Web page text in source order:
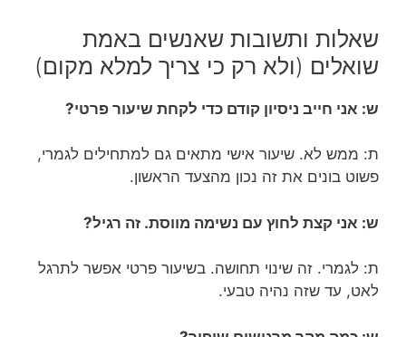
שאלות ותשובות שאנשים באמת
שואלים (ולא רק כי צריך למלא מקום)
ש: אני חייב ניסיון קודם כדי לקחת שיעור פרטי?
ת: ממש לא. שיעור אישי מתאים גם למתחילים לגמרי,
פשוט בונים את זה נכון מהצעד הראשון.
ש: אני קצת לחוץ עם נשימה מווסת. זה רגיל?
ת: לגמרי. זה שינוי תחושה. בשיעור פרטי אפשר לתרגל
לאט, עד שזה נהיה טבעי.